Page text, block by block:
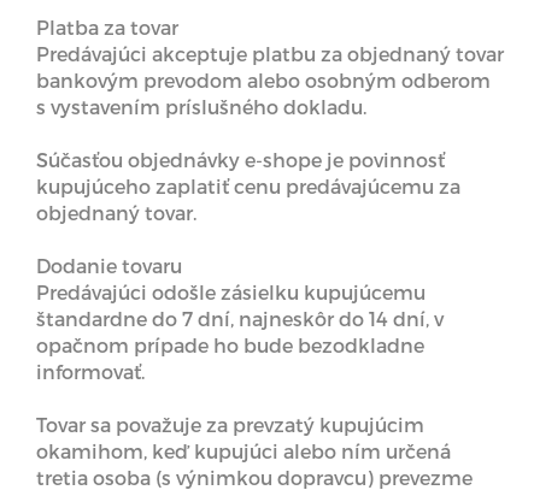
Platba za tovar
Predávajúci akceptuje platbu za objednaný tovar
bankovým prevodom alebo osobným odberom
s vystavením príslušného dokladu.
Súčasťou objednávky e-shope je povinnosť
kupujúceho zaplatiť cenu predávajúcemu za
objednaný tovar.
Dodanie tovaru
Predávajúci odošle zásielku kupujúcemu
štandardne do 7 dní, najneskôr do 14 dní, v
opačnom prípade ho bude bezodkladne
informovať.
Tovar sa považuje za prevzatý kupujúcim
okamihom, keď kupujúci alebo ním určená
tretia osoba (s výnimkou dopravcu) prevezme